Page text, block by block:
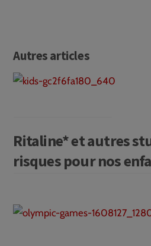
Autres articles
Ritaline* et autres
risques pour nos